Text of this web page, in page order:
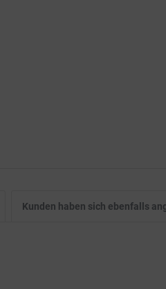
Kunden haben sich ebenfalls